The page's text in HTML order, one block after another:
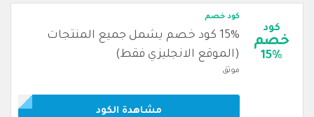
كود
خصم
15%
كود خصم
15% كود خصم يشمل جميع المنتجات
(الموقع الانجليزي فقط)
موثق
مشاهدة الكود